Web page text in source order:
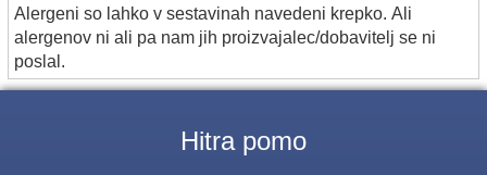
Alergeni so lahko v sestavinah navedeni krepko. Ali
alergenov ni ali pa nam jih proizvajalec/dobavitelj se ni
poslal.
Hitra pomo